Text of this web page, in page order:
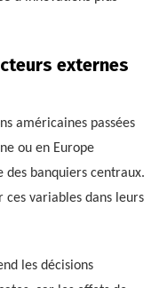
externes
américaines passées
ou en Europe
banquiers centraux.
ces variables dans leurs
les décisions